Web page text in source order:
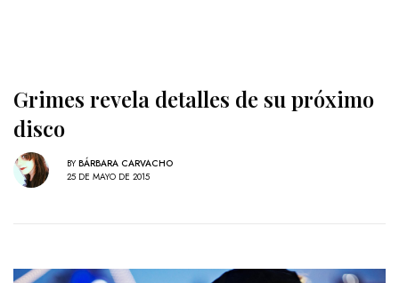
Grimes revela detalles de su próximo
disco
BY BÁRBARA CARVACHO
25 DE MAYO DE 2015